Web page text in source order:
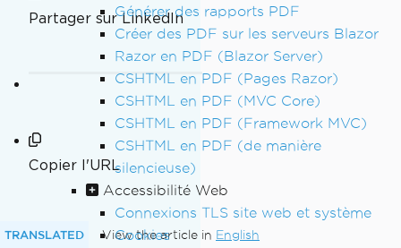
Générer des rapports PDF
Créer des PDF sur les serveurs Blazor
Razor en PDF (Blazor Server)
CSHTML en PDF (Pages Razor)
CSHTML en PDF (MVC Core)
CSHTML en PDF (Framework MVC)
CSHTML en PDF (de manière
silencieuse)
Accessibilité Web
Connexions TLS site web et système
Cookies
Partager sur LinkedIn
Copier l'URL
TRANSLATED View the article in English